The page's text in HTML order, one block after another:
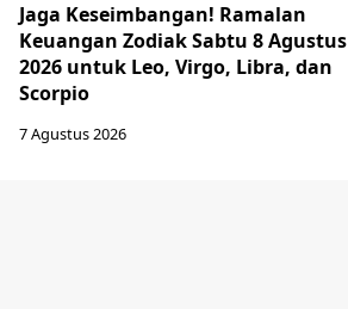
Jaga Keseimbangan! Ramalan
Keuangan Zodiak Sabtu 8 Agustus
2026 untuk Leo, Virgo, Libra, dan
Scorpio
7 Agustus 2026